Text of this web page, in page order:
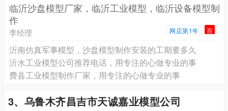
临沂沙盘模型厂家，临沂工业模型，临沂设备模型制
作
李经理 网店第1年 百
沂南仿真军事模型，沙盘模型制作安装的工期要多久
沂水工业模型公司推荐电话，用专注的心做专业的事
费县工业模型制作厂家，用专注的心做专业的事
3、乌鲁木齐昌吉市天诚嘉业模型公司